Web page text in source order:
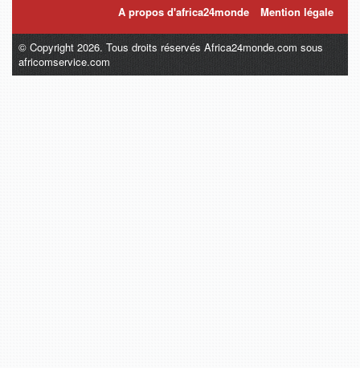
A propos d'africa24monde Mention légale
© Copyright 2026. Tous droits réservés Africa24monde.com sous
africomservice.com